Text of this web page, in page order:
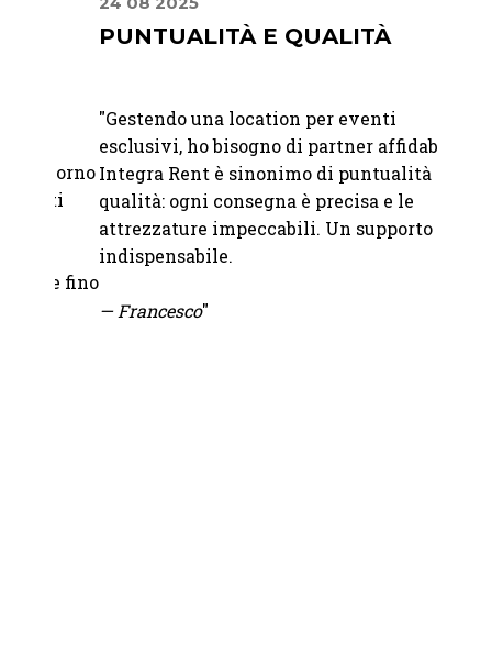
PUNTUALITÀ E QUALITÀ
Gestendo una location per eventi
esclusivi, ho bisogno di partner affidabili.
Integra Rent è sinonimo di puntualità e
qualità: ogni consegna è precisa e le
attrezzature impeccabili. Un supporto
indispensabile.
— Francesco"